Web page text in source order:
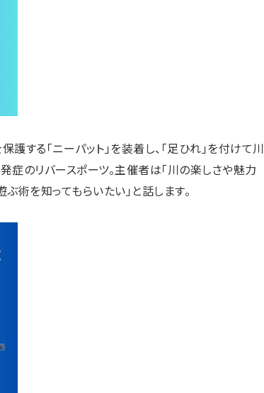
保護する「ニーパット」を装着し、「足ひれ」を付けて川
症のリバースポーツ。主催者は「川の楽しさや魅力
術を知ってもらいたい」と話します。